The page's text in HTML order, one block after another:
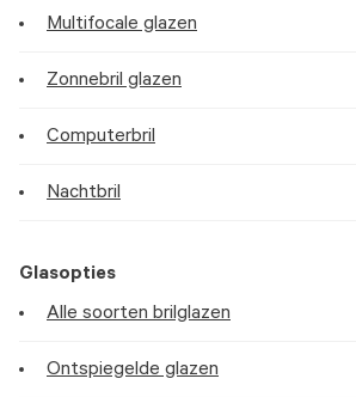
Multifocale glazen
Zonnebril glazen
Computerbril
Nachtbril
Glasopties
Alle soorten brilglazen
Ontspiegelde glazen